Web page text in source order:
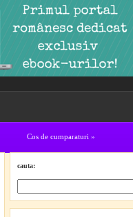
Cos de cumparaturi »
cauta: